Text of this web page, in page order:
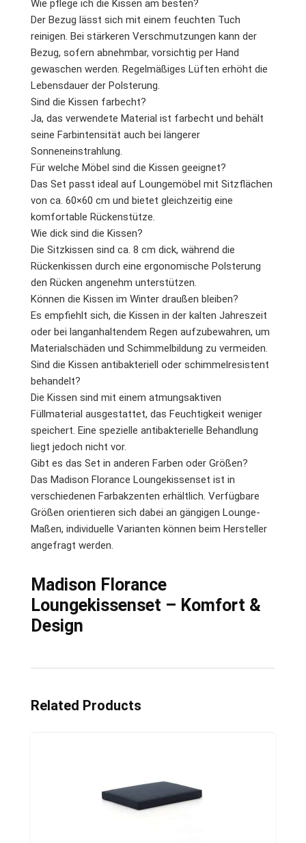
Wie pflege ich die Kissen am besten?
Der Bezug lässt sich mit einem feuchten Tuch
reinigen. Bei stärkeren Verschmutzungen kann der
Bezug, sofern abnehmbar, vorsichtig per Hand
gewaschen werden. Regelmäßiges Lüften erhöht die
Lebensdauer der Polsterung.
Sind die Kissen farbecht?
Ja, das verwendete Material ist farbecht und behält
seine Farbintensität auch bei längerer
Sonneneinstrahlung.
Für welche Möbel sind die Kissen geeignet?
Das Set passt ideal auf Loungemöbel mit Sitzflächen
von ca. 60×60 cm und bietet gleichzeitig eine
komfortable Rückenstütze.
Wie dick sind die Kissen?
Die Sitzkissen sind ca. 8 cm dick, während die
Rückenkissen durch eine ergonomische Polsterung
den Rücken angenehm unterstützen.
Können die Kissen im Winter draußen bleiben?
Es empfiehlt sich, die Kissen in der kalten Jahreszeit
oder bei langanhaltendem Regen aufzubewahren, um
Materialschäden und Schimmelbildung zu vermeiden.
Sind die Kissen antibakteriell oder schimmelresistent
behandelt?
Die Kissen sind mit einem atmungsaktiven
Füllmaterial ausgestattet, das Feuchtigkeit weniger
speichert. Eine spezielle antibakterielle Behandlung
liegt jedoch nicht vor.
Gibt es das Set in anderen Farben oder Größen?
Das Madison Florance Loungekissenset ist in
verschiedenen Farbakzenten erhältlich. Verfügbare
Größen orientieren sich dabei an gängigen Lounge-
Maßen, individuelle Varianten können beim Hersteller
angefragt werden.
Madison Florance
Loungekissenset – Komfort &
Design
Related Products